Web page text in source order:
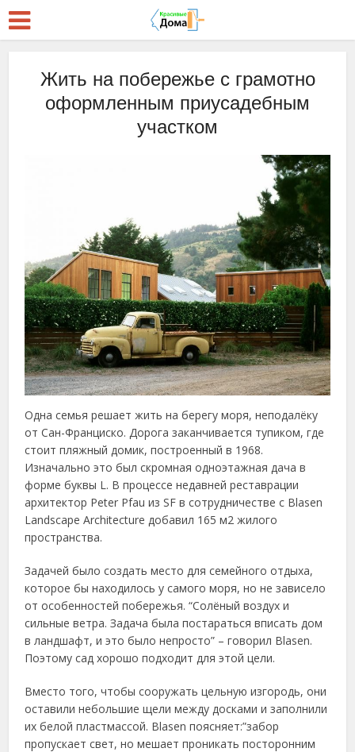
Жить на побережье с грамотно
оформленным приусадебным
участком
Одна семья решает жить на берегу моря, неподалёку
от Сан-Франциско. Дорога заканчивается тупиком, где
стоит пляжный домик, построенный в 1968.
Изначально это был скромная одноэтажная дача в
форме буквы L. В процессе недавней реставрации
архитектор Peter Pfau из SF в сотрудничестве с Blasen
Landscape Architecture добавил 165 м2 жилого
пространства.
Задачей было создать место для семейного отдыха,
которое бы находилось у самого моря, но не зависело
от особенностей побережья. “Солёный воздух и
сильные ветра. Задача была постараться вписать дом
в ландшафт, и это было непросто” – говорил Blasen.
Поэтому сад хорошо подходит для этой цели.
Вместо того, чтобы сооружать цельную изгородь, они
оставили небольшие щели между досками и заполнили
их белой пластмассой. Blasen поясняет:”забор
пропускает свет, но мешает проникать посторонним